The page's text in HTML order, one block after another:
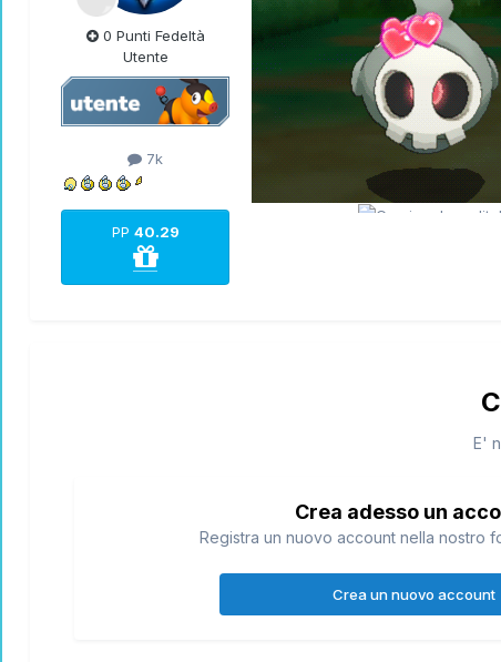
0 Punti Fedeltà
Utente
7k
PP 40.29
E'
Crea adesso un
Registra un nuovo account nella nostro
Crea un nuovo account